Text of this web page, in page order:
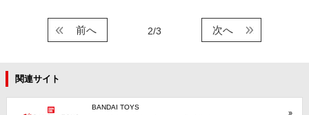
2/3
前へ 次へ
関連サイト
BANDAI TOYS